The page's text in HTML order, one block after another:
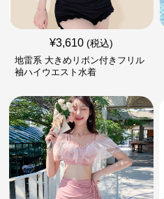
¥3,610 (税込)
地雷系 大きめリボン付きフリル
袖ハイウエスト水着